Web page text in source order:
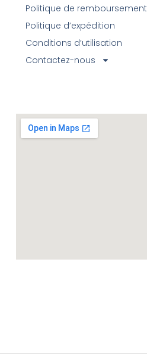
Politique de remboursement
Politique d’expédition
Conditions d’utilisation
Contactez-nous